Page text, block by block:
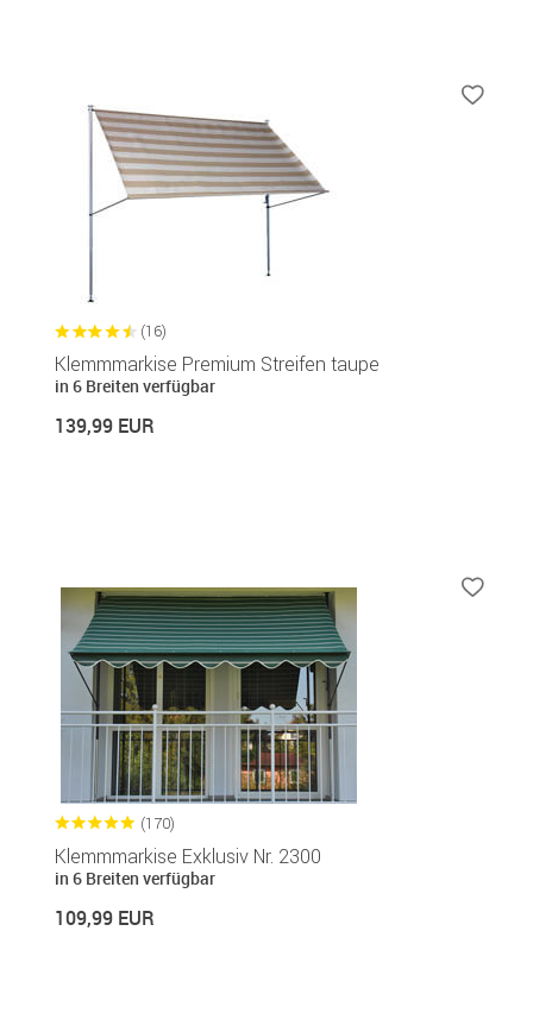
(16)
Klemmmarkise Premium Streifen taupe
in 6 Breiten verfügbar
139,99 EUR
(170)
Klemmmarkise Exklusiv Nr. 2300
in 6 Breiten verfügbar
109,99 EUR